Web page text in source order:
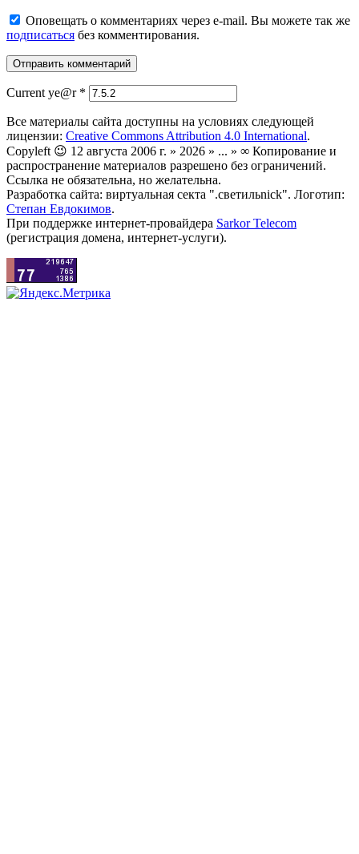
Оповещать о комментариях через e-mail. Вы можете так же
подписаться без комментирования.
Current ye@r *
Все материалы сайта доступны на условиях следующей
лицензии: Creative Commons Attribution 4.0 International.
Copyleft 😉 12 августа 2006 г. » 2026 » ... » ∞ Копирование и
распространение материалов разрешено без ограничений.
Ссылка не обязательна, но желательна.
Разработка сайта: виртуальная секта ".светильnick". Логотип:
Степан Евдокимов.
При поддержке интернет-провайдера Sarkor Telecom
(регистрация домена, интернет-услуги).